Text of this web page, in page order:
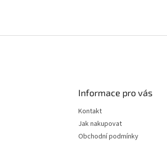
Informace pro vás
Kontakt
Jak nakupovat
Obchodní podmínky